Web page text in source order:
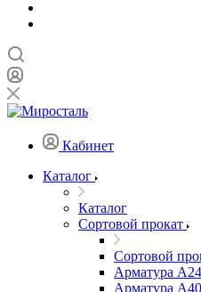
Кабинет
Каталог
Каталог
Сортовой прокат
Сортовой
Арматура
Арматура